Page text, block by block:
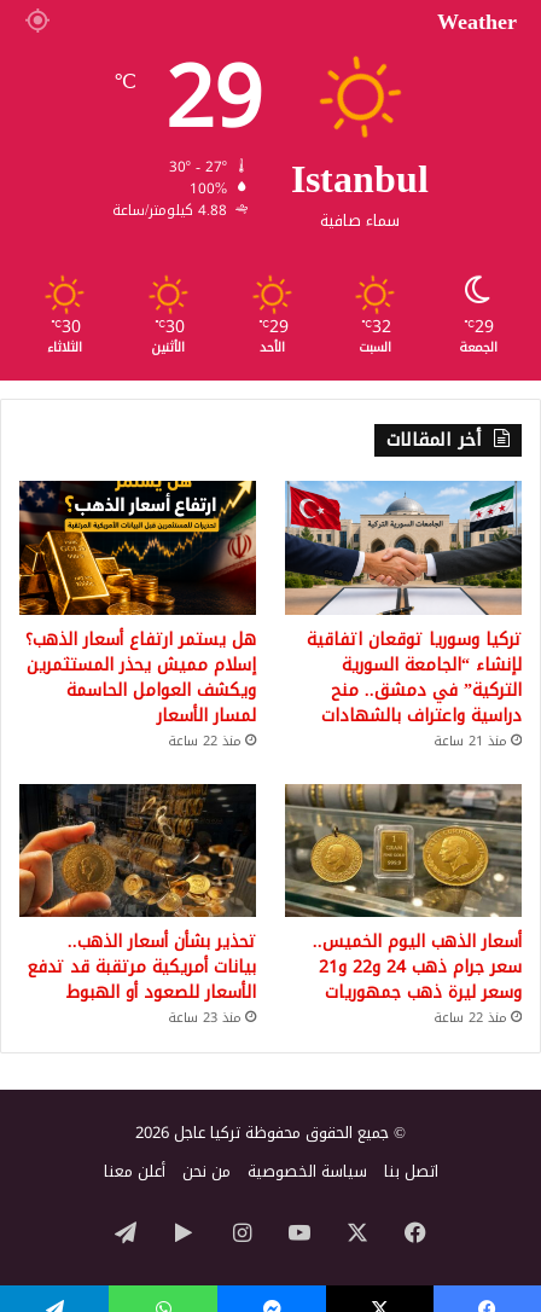
Weather
Istanbul
سماء صافية
29
℃
100%
4.88 كيلومتر/ساعة
29
℃
الجمعة
32
℃
السبت
29
℃
الأحد
30
℃
الأثنين
30
℃
الثلاثاء
أخر المقالات
تركيا وسوريا توقعان اتفاقية
لإنشاء “الجامعة السورية
التركية” في دمشق.. منح
دراسية واعتراف بالشهادات
منذ 21 ساعة
هل يستمر ارتفاع أسعار الذهب؟
إسلام مميش يحذر المستثمرين
ويكشف العوامل الحاسمة
لمسار الأسعار
منذ 22 ساعة
أسعار الذهب اليوم الخميس..
سعر جرام ذهب 24 و22 و21
وسعر ليرة ذهب جمهوريات
منذ 22 ساعة
تحذير بشأن أسعار الذهب..
بيانات أمريكية مرتقبة قد تدفع
الأسعار للصعود أو الهبوط
منذ 23 ساعة
© جميع الحقوق محفوظة تركيا عاجل 2026
اتصل بنا سياسة الخصوصية من نحن أعلن معنا
فيسبوك ‫YouTubeانستقرام‏Google
Play
تيلقرام